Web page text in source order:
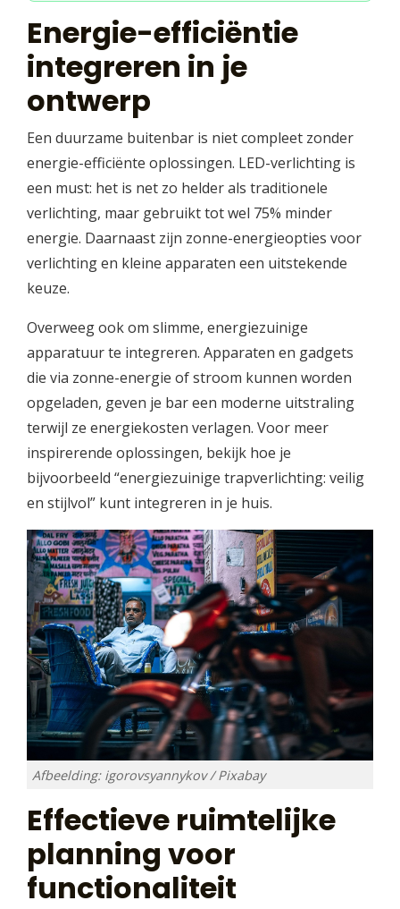
Energie-efficiëntie
integreren in je
ontwerp
Een duurzame buitenbar is niet compleet zonder
energie-efficiënte oplossingen. LED-verlichting is
een must: het is net zo helder als traditionele
verlichting, maar gebruikt tot wel 75% minder
energie. Daarnaast zijn zonne-energieopties voor
verlichting en kleine apparaten een uitstekende
keuze.
Overweeg ook om slimme, energiezuinige
apparatuur te integreren. Apparaten en gadgets
die via zonne-energie of stroom kunnen worden
opgeladen, geven je bar een moderne uitstraling
terwijl ze energiekosten verlagen. Voor meer
inspirerende oplossingen, bekijk hoe je
bijvoorbeeld “energiezuinige trapverlichting: veilig
en stijlvol” kunt integreren in je huis.
Afbeelding: igorovsyannykov / Pixabay
Effectieve ruimtelijke
planning voor
functionaliteit